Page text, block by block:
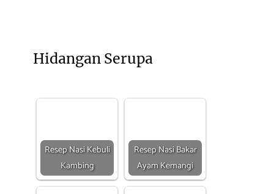
Hidangan Serupa
Resep Nasi Kebuli
Kambing
Resep Nasi Bakar
Ayam Kemangi